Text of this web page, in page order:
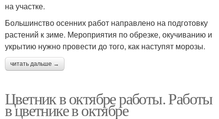
на участке.
Большинство осенних работ направлено на подготовку
растений к зиме. Мероприятия по обрезке, окучиванию и
укрытию нужно провести до того, как наступят морозы.
читать дальше →
Цветник в октябре работы. Работы
в цветнике в октябре